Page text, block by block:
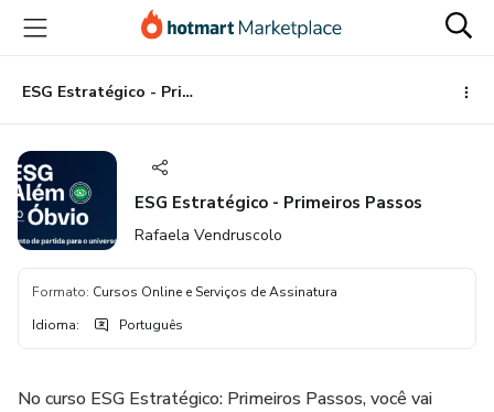
para
conteúdo
principal
para
pagamento
para
rodapé
ESG Estratégico - Primeiros Passos
ESG Estratégico - Primeiros Passos
Rafaela Vendruscolo
Formato: Cursos Online e Serviços de Assinatura
Idioma: Português
No curso ESG Estratégico: Primeiros Passos, você vai